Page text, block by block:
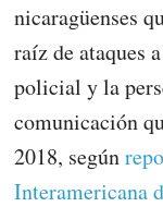
nicaragüenses
raíz de ataques
policial y la
comunicación
2018, según
Interamericana